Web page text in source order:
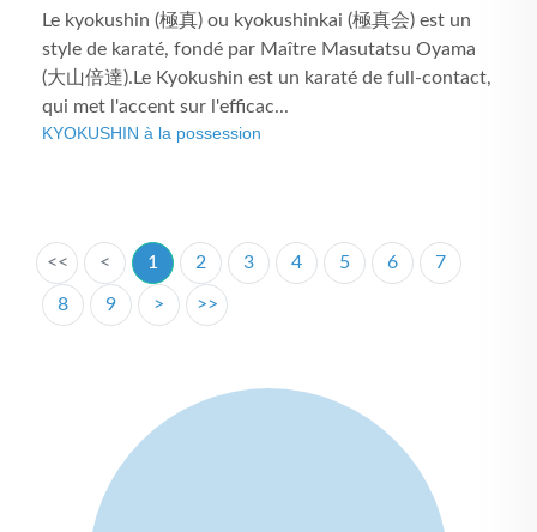
Le kyokushin (極真) ou kyokushinkai (極真会) est un
style de karaté, fondé par Maître Masutatsu Oyama
(大山倍達).Le Kyokushin est un karaté de full-contact,
qui met l'accent sur l'efficac...
KYOKUSHIN à la possession
<< < 1 2 3 4 5 6 7
8 9 > >>